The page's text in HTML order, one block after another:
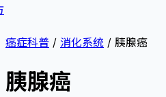
癌症科普 / 消化系统 / 胰腺癌
胰腺癌